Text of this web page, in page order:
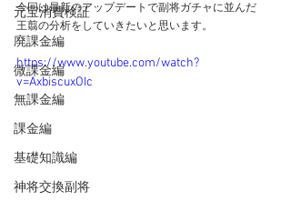
元宝消費検証
廃課金編
微課金編
無課金編
課金編
基礎知識編
神将交換副将
今回は最新のアップデートで副将ガチャに並んだ
王翦の分析をしていきたいと思います。
https://www.youtube.com/watch?
v=AxbiscuxOIc